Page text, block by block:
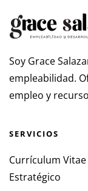
Soy Grace
empleabilidad.
empleo y
SERVICIOS
Currículum Vitae
Estratégico